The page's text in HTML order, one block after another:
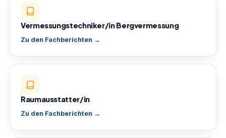
Vermessungstechniker/in Bergvermessung
Zu den Fachberichten →
Raumausstatter/in
Zu den Fachberichten →